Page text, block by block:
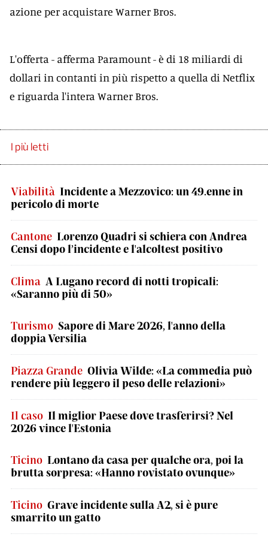
azione per acquistare Warner Bros.
L'offerta - afferma Paramount - è di 18 miliardi di
dollari in contanti in più rispetto a quella di Netflix
e riguarda l'intera Warner Bros.
I più letti
Viabilità Incidente a Mezzovico: un 49.enne in
pericolo di morte
Cantone Lorenzo Quadri si schiera con Andrea
Censi dopo l’incidente e l'alcoltest positivo
Clima A Lugano record di notti tropicali:
«Saranno più di 50»
Turismo Sapore di Mare 2026, l'anno della
doppia Versilia
Piazza Grande Olivia Wilde: «La commedia può
rendere più leggero il peso delle relazioni»
Il caso Il miglior Paese dove trasferirsi? Nel
2026 vince l'Estonia
Ticino Lontano da casa per qualche ora, poi la
brutta sorpresa: «Hanno rovistato ovunque»
Ticino Grave incidente sulla A2, si è pure
smarrito un gatto